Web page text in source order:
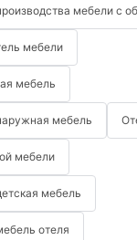
мебели с
мебели
мебель
мебель
мебели
мебель
отеля